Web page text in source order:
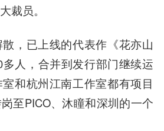
裁员。
散，已上线的代表作《花亦山
人，合并到发行部门继续运
和杭州江南工作室都有项目
至PICO、沐瞳和深圳的一个